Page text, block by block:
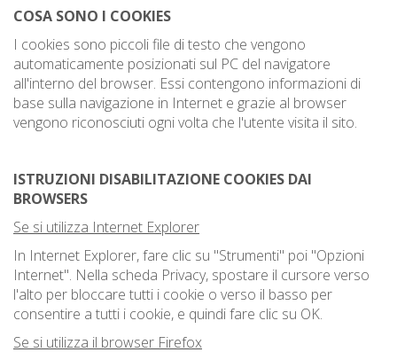
COSA SONO I COOKIES
I cookies sono piccoli file di testo che vengono
automaticamente posizionati sul PC del navigatore
all'interno del browser. Essi contengono informazioni di
base sulla navigazione in Internet e grazie al browser
vengono riconosciuti ogni volta che l'utente visita il sito.
ISTRUZIONI DISABILITAZIONE COOKIES DAI
BROWSERS
Se si utilizza Internet Explorer
In Internet Explorer, fare clic su "Strumenti" poi "Opzioni
Internet". Nella scheda Privacy, spostare il cursore verso
l'alto per bloccare tutti i cookie o verso il basso per
consentire a tutti i cookie, e quindi fare clic su OK.
Se si utilizza il browser Firefox